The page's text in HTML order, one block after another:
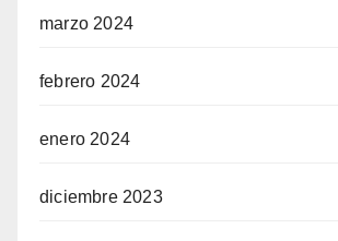
marzo 2024
febrero 2024
enero 2024
diciembre 2023